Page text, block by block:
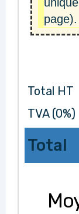
page).
Total HT
TVA (0%)
Total